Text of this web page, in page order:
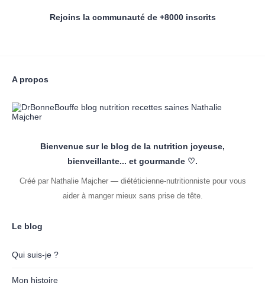
Rejoins la communauté de +8000 inscrits
A propos
Bienvenue sur le blog de la nutrition joyeuse,
bienveillante... et gourmande ♡.
Créé par Nathalie Majcher — diététicienne-nutritionniste pour vous
aider à manger mieux sans prise de tête.
Le blog
Qui suis-je ?
Mon histoire